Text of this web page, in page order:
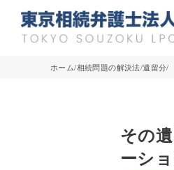
ホーム 相続問題の解決法 遺留分
その
ーシ